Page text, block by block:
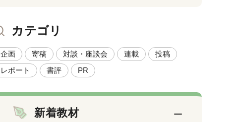
カテゴリ
企画 寄稿 対談・座談会 連載
投稿
レポート
書評 PR
新着教材